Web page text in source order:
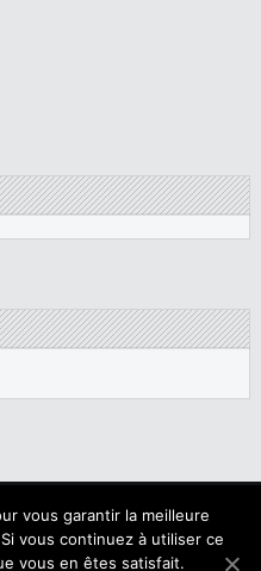
Tous droits réservés.
vous garantir la meilleure
vous continuez à utiliser ce
vous en êtes satisfait.